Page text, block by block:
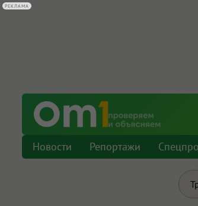
Новости Репортажи
РЕКЛАМА